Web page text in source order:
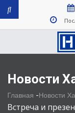
Новости
Главная -Новости
Встреча и